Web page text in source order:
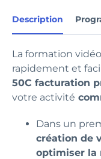
Description
La formation
rapidement et
50C facturation
votre activité
Dans un
création de
optimiser la